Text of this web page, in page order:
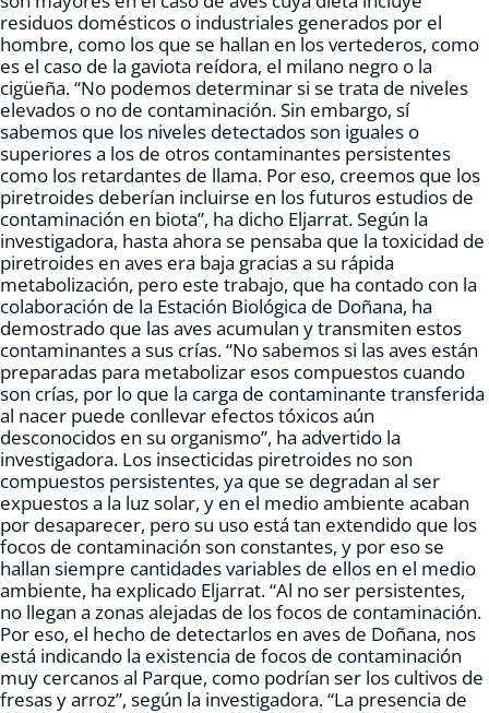
residuos domésticos o industriales generados por el
hombre, como los que se hallan en los vertederos, como
es el caso de la gaviota reídora, el milano negro o la
cigüeña. “No podemos determinar si se trata de niveles
elevados o no de contaminación. Sin embargo, sí
sabemos que los niveles detectados son iguales o
superiores a los de otros contaminantes persistentes
como los retardantes de llama. Por eso, creemos que los
piretroides deberían incluirse en los futuros estudios de
contaminación en biota”, ha dicho Eljarrat. Según la
investigadora, hasta ahora se pensaba que la toxicidad de
piretroides en aves era baja gracias a su rápida
metabolización, pero este trabajo, que ha contado con la
colaboración de la Estación Biológica de Doñana, ha
demostrado que las aves acumulan y transmiten estos
contaminantes a sus crías. “No sabemos si las aves están
preparadas para metabolizar esos compuestos cuando
son crías, por lo que la carga de contaminante transferida
al nacer puede conllevar efectos tóxicos aún
desconocidos en su organismo”, ha advertido la
investigadora. Los insecticidas piretroides no son
compuestos persistentes, ya que se degradan al ser
expuestos a la luz solar, y en el medio ambiente acaban
por desaparecer, pero su uso está tan extendido que los
focos de contaminación son constantes, y por eso se
hallan siempre cantidades variables de ellos en el medio
ambiente, ha explicado Eljarrat. “Al no ser persistentes,
no llegan a zonas alejadas de los focos de contaminación.
Por eso, el hecho de detectarlos en aves de Doñana, nos
está indicando la existencia de focos de contaminación
muy cercanos al Parque, como podrían ser los cultivos de
fresas y arroz”, según la investigadora. “La presencia de